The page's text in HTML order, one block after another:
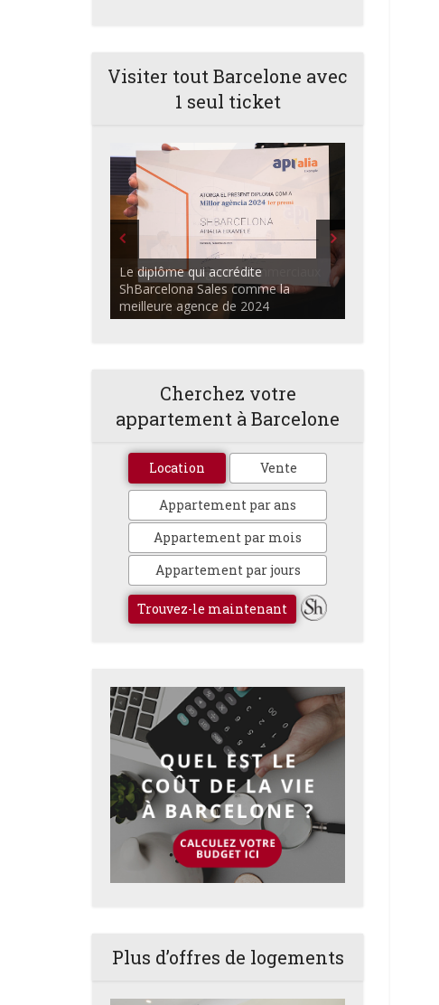
Visiter tout Barcelone avec
1 seul ticket
ShBarcelona Agents commerciaux
discutant dans l'auditorium du
Centre Apialia
Cherchez votre
appartement à Barcelone
Location Vente
Appartement par ans
Appartement par mois
Appartement par jours
Trouvez-le maintenant
Plus d’offres de logements